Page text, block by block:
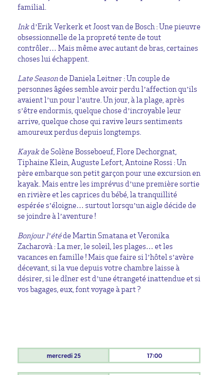
familial.
Inkd’Erik Verkerk et Joost van de Bosch : Une pieuvre
obsessionnelle de la propreté tente de tout
contrôler… Mais même avec autant de bras, certaines
choses lui échappent.
Late Seasonde Daniela Leitner : Un couple de
personnes âgées semble avoir perdu l’affection qu’ils
avaient l’un pour l’autre. Un jour, à la plage, après
s’être endormis, quelque chose d’incroyable leur
arrive, quelque chose qui ravive leurs sentiments
amoureux perdus depuis longtemps.
Kayakde Solène Bosseboeuf, Flore Dechorgnat,
Tiphaine Klein, Auguste Lefort, Antoine Rossi : Un
père embarque son petit garçon pour une excursion en
kayak. Mais entre les imprévus d’une première sortie
en rivière et les caprices du bébé, la tranquillité
espérée s’éloigne… surtout lorsqu’un aigle décide de
se joindre à l’aventure !
Bonjour l’étéde Martin Smatana et Veronika
Zacharovà : La mer, le soleil, les plages… et les
vacances en famille ! Mais que faire si l’hôtel s’avère
décevant, si la vue depuis votre chambre laisse à
désirer, si le dîner est d’une étrangeté inattendue et si
vos bagages, eux, font voyage à part ?
mercredi25 17:00